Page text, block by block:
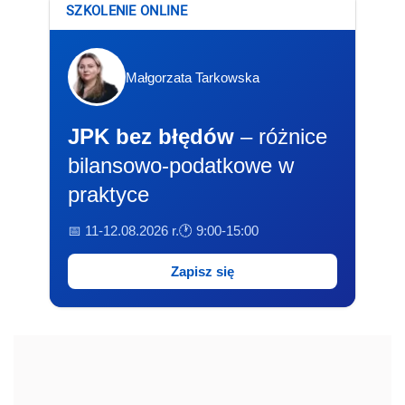
SZKOLENIE ONLINE
Małgorzata Tarkowska
JPK bez błędów – różnice
bilansowo-podatkowe w
praktyce
📅 11-12.08.2026 r.🕐 9:00-15:00
Zapisz się